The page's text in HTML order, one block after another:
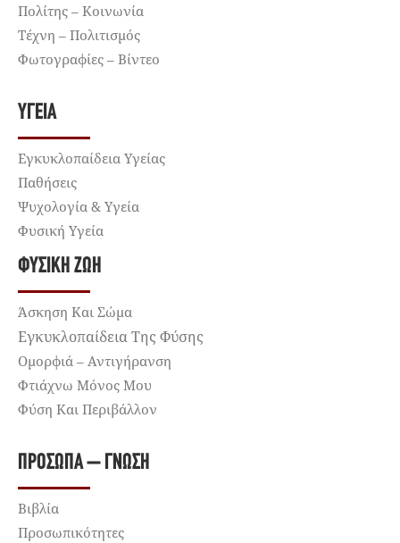
Πολίτης – Κοινωνία
Τέχνη – Πολιτισμός
Φωτογραφίες – Βίντεο
ΥΓΕΊΑ
Εγκυκλοπαίδεια Υγείας
Παθήσεις
Ψυχολογία & Υγεία
Φυσική Υγεία
ΦΥΣΙΚΉ ΖΩΉ
Άσκηση Και Σώμα
Εγκυκλοπαίδεια Της Φύσης
Ομορφιά – Αντιγήρανση
Φτιάχνω Μόνος Μου
Φύση Και Περιβάλλον
ΠΡΌΣΩΠΑ – ΓΝΏΣΗ
Βιβλία
Προσωπικότητες